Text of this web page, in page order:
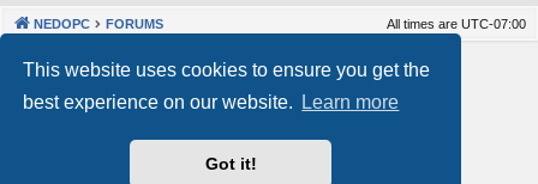
This website uses cookies to ensure you get the
best experience on our website.
Learn more
Got it!
NEDOPC FORUMS All times are UTC-07:00
Powered by phpBB® Forum Software © phpBB Limited
Our VPS Hosting By RimuHosting
This server is located in London data center